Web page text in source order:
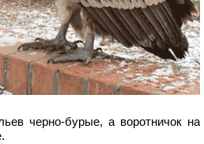
черно-бурые, а воротничок на